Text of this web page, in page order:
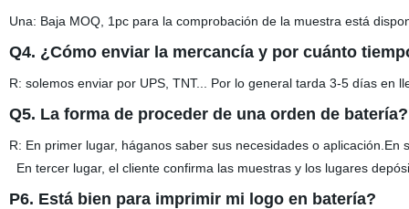
Una: Baja MOQ, 1pc para la comprobación de la muestra está
Q4. ¿Cómo enviar la mercancía y por cuánto
R: solemos enviar por UPS, TNT... Por lo general tarda 3-5 días en
Q5. La forma de proceder de una orden de batería?
R: En primer lugar, háganos saber sus necesidades o
En tercer lugar, el cliente confirma las muestras y los lugares
P6. Está bien para imprimir mi logo en batería?